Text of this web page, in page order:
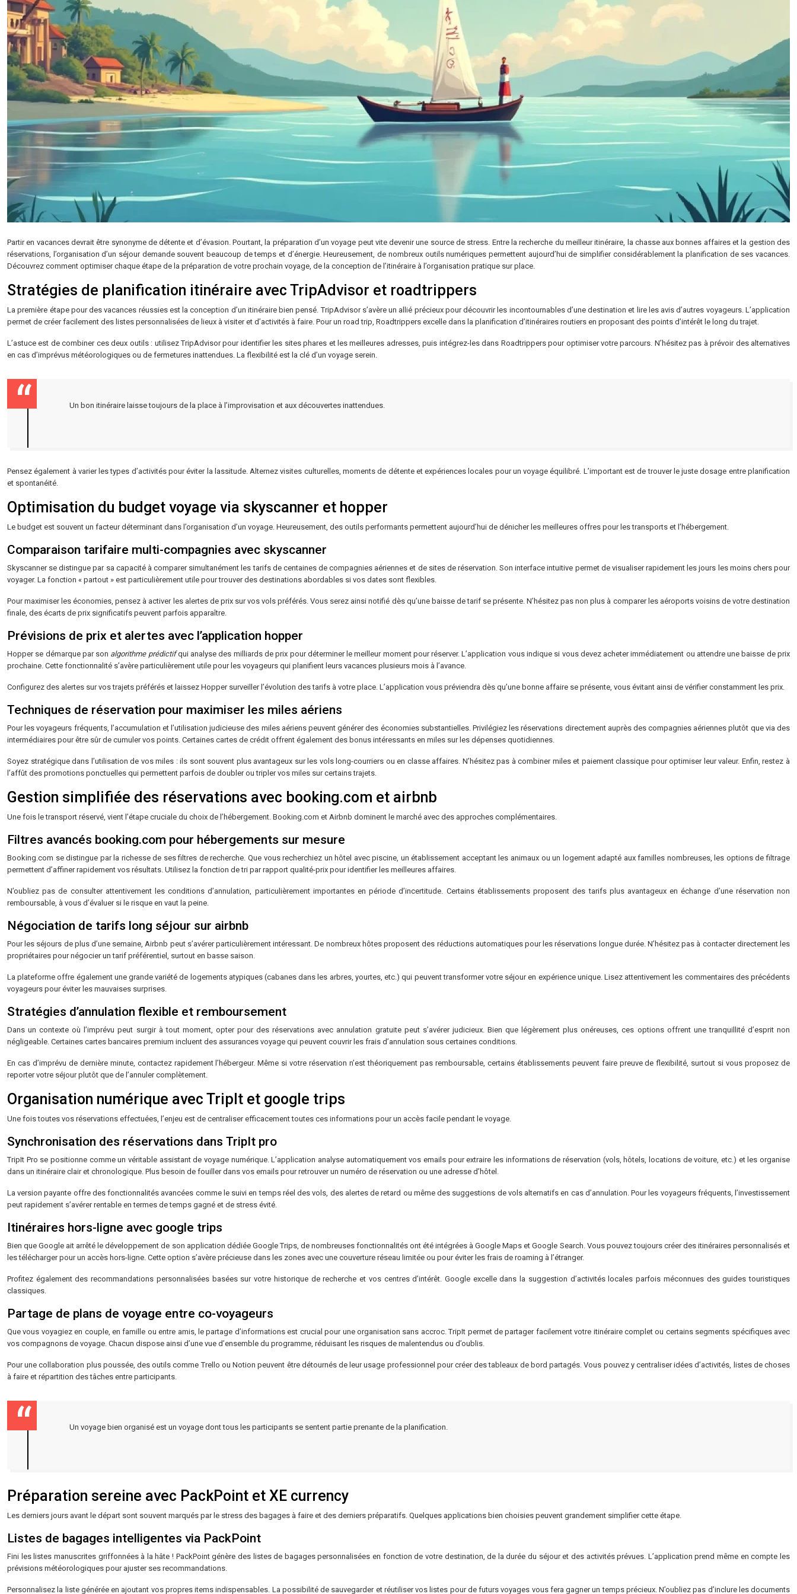
Partir en vacances devrait être synonyme de détente et d’évasion. Pourtant, la préparation d’un voyage peut vite devenir une source de stress. Entre la recherche du meilleur itinéraire, la chasse aux bonnes affaires et la gestion des
réservations, l’organisation d’un séjour demande souvent beaucoup de temps et d’énergie. Heureusement, de nombreux outils numériques permettent aujourd’hui de simplifier considérablement la planification de ses vacances.
Découvrez comment optimiser chaque étape de la préparation de votre prochain voyage, de la conception de l’itinéraire à l’organisation pratique sur place.
Stratégies de planification itinéraire avec TripAdvisor et roadtrippers
La première étape pour des vacances réussies est la conception d’un itinéraire bien pensé. TripAdvisor s’avère un allié précieux pour découvrir les incontournables d’une destination et lire les avis d’autres voyageurs. L’application
permet de créer facilement des listes personnalisées de lieux à visiter et d’activités à faire. Pour un road trip, Roadtrippers excelle dans la planification d’itinéraires routiers en proposant des points d’intérêt le long du trajet.
L’astuce est de combiner ces deux outils : utilisez TripAdvisor pour identifier les sites phares et les meilleures adresses, puis intégrez-les dans Roadtrippers pour optimiser votre parcours. N’hésitez pas à prévoir des alternatives
en cas d’imprévus météorologiques ou de fermetures inattendues. La flexibilité est la clé d’un voyage serein.
Un bon itinéraire laisse toujours de la place à l’improvisation et aux découvertes inattendues.
Pensez également à varier les types d’activités pour éviter la lassitude. Alternez visites culturelles, moments de détente et expériences locales pour un voyage équilibré. L’important est de trouver le juste dosage entre planification
et spontanéité.
Optimisation du budget voyage via skyscanner et hopper
Le budget est souvent un facteur déterminant dans l’organisation d’un voyage. Heureusement, des outils performants permettent aujourd’hui de dénicher les meilleures offres pour les transports et l’hébergement.
Comparaison tarifaire multi-compagnies avec skyscanner
Skyscanner se distingue par sa capacité à comparer simultanément les tarifs de centaines de compagnies aériennes et de sites de réservation. Son interface intuitive permet de visualiser rapidement les jours les moins chers pour
voyager. La fonction « partout » est particulièrement utile pour trouver des destinations abordables si vos dates sont flexibles.
Pour maximiser les économies, pensez à activer les alertes de prix sur vos vols préférés. Vous serez ainsi notifié dès qu’une baisse de tarif se présente. N’hésitez pas non plus à comparer les aéroports voisins de votre destination
finale, des écarts de prix significatifs peuvent parfois apparaître.
Prévisions de prix et alertes avec l’application hopper
Hopper se démarque par son algorithme prédictifqui analyse des milliards de prix pour déterminer le meilleur moment pour réserver. L’application vous indique si vous devez acheter immédiatement ou attendre une baisse de prix
prochaine. Cette fonctionnalité s’avère particulièrement utile pour les voyageurs qui planifient leurs vacances plusieurs mois à l’avance.
Configurez des alertes sur vos trajets préférés et laissez Hopper surveiller l’évolution des tarifs à votre place. L’application vous préviendra dès qu’une bonne affaire se présente, vous évitant ainsi de vérifier constamment les prix.
Techniques de réservation pour maximiser les miles aériens
Pour les voyageurs fréquents, l’accumulation et l’utilisation judicieuse des miles aériens peuvent générer des économies substantielles. Privilégiez les réservations directement auprès des compagnies aériennes plutôt que via des
intermédiaires pour être sûr de cumuler vos points. Certaines cartes de crédit offrent également des bonus intéressants en miles sur les dépenses quotidiennes.
Soyez stratégique dans l’utilisation de vos miles : ils sont souvent plus avantageux sur les vols long-courriers ou en classe affaires. N’hésitez pas à combiner miles et paiement classique pour optimiser leur valeur. Enfin, restez à
l’affût des promotions ponctuelles qui permettent parfois de doubler ou tripler vos miles sur certains trajets.
Gestion simplifiée des réservations avec booking.com et airbnb
Une fois le transport réservé, vient l’étape cruciale du choix de l’hébergement. Booking.com et Airbnb dominent le marché avec des approches complémentaires.
Filtres avancés booking.com pour hébergements sur mesure
Booking.com se distingue par la richesse de ses filtres de recherche. Que vous recherchiez un hôtel avec piscine, un établissement acceptant les animaux ou un logement adapté aux familles nombreuses, les options de filtrage
permettent d’affiner rapidement vos résultats. Utilisez la fonction de tri par rapport qualité-prix pour identifier les meilleures affaires.
N’oubliez pas de consulter attentivement les conditions d’annulation, particulièrement importantes en période d’incertitude. Certains établissements proposent des tarifs plus avantageux en échange d’une réservation non
remboursable, à vous d’évaluer si le risque en vaut la peine.
Négociation de tarifs long séjour sur airbnb
Pour les séjours de plus d’une semaine, Airbnb peut s’avérer particulièrement intéressant. De nombreux hôtes proposent des réductions automatiques pour les réservations longue durée. N’hésitez pas à contacter directement les
propriétaires pour négocier un tarif préférentiel, surtout en basse saison.
La plateforme offre également une grande variété de logements atypiques (cabanes dans les arbres, yourtes, etc.) qui peuvent transformer votre séjour en expérience unique. Lisez attentivement les commentaires des précédents
voyageurs pour éviter les mauvaises surprises.
Stratégies d’annulation flexible et remboursement
Dans un contexte où l’imprévu peut surgir à tout moment, opter pour des réservations avec annulation gratuite peut s’avérer judicieux. Bien que légèrement plus onéreuses, ces options offrent une tranquillité d’esprit non
négligeable. Certaines cartes bancaires premium incluent des assurances voyage qui peuvent couvrir les frais d’annulation sous certaines conditions.
En cas d’imprévu de dernière minute, contactez rapidement l’hébergeur. Même si votre réservation n’est théoriquement pas remboursable, certains établissements peuvent faire preuve de flexibilité, surtout si vous proposez de
reporter votre séjour plutôt que de l’annuler complètement.
Organisation numérique avec TripIt et google trips
Une fois toutes vos réservations effectuées, l’enjeu est de centraliser efficacement toutes ces informations pour un accès facile pendant le voyage.
Synchronisation des réservations dans TripIt pro
TripIt Pro se positionne comme un véritable assistant de voyage numérique. L’application analyse automatiquement vos emails pour extraire les informations de réservation (vols, hôtels, locations de voiture, etc.) et les organise
dans un itinéraire clair et chronologique. Plus besoin de fouiller dans vos emails pour retrouver un numéro de réservation ou une adresse d’hôtel.
La version payante offre des fonctionnalités avancées comme le suivi en temps réel des vols, des alertes de retard ou même des suggestions de vols alternatifs en cas d’annulation. Pour les voyageurs fréquents, l’investissement
peut rapidement s’avérer rentable en termes de temps gagné et de stress évité.
Itinéraires hors-ligne avec google trips
Bien que Google ait arrêté le développement de son application dédiée Google Trips, de nombreuses fonctionnalités ont été intégrées à Google Maps et Google Search. Vous pouvez toujours créer des itinéraires personnalisés et
les télécharger pour un accès hors-ligne. Cette option s’avère précieuse dans les zones avec une couverture réseau limitée ou pour éviter les frais de roaming à l’étranger.
Profitez également des recommandations personnalisées basées sur votre historique de recherche et vos centres d’intérêt. Google excelle dans la suggestion d’activités locales parfois méconnues des guides touristiques
classiques.
Partage de plans de voyage entre co-voyageurs
Que vous voyagiez en couple, en famille ou entre amis, le partage d’informations est crucial pour une organisation sans accroc. TripIt permet de partager facilement votre itinéraire complet ou certains segments spécifiques avec
vos compagnons de voyage. Chacun dispose ainsi d’une vue d’ensemble du programme, réduisant les risques de malentendus ou d’oublis.
Pour une collaboration plus poussée, des outils comme Trello ou Notion peuvent être détournés de leur usage professionnel pour créer des tableaux de bord partagés. Vous pouvez y centraliser idées d’activités, listes de choses
à faire et répartition des tâches entre participants.
Un voyage bien organisé est un voyage dont tous les participants se sentent partie prenante de la planification.
Préparation sereine avec PackPoint et XE currency
Les derniers jours avant le départ sont souvent marqués par le stress des bagages à faire et des derniers préparatifs. Quelques applications bien choisies peuvent grandement simplifier cette étape.
Listes de bagages intelligentes via PackPoint
Fini les listes manuscrites griffonnées à la hâte ! PackPoint génère des listes de bagages personnalisées en fonction de votre destination, de la durée du séjour et des activités prévues. L’application prend même en compte les
prévisions météorologiques pour ajuster ses recommandations.
Personnalisez la liste générée en ajoutant vos propres items indispensables. La possibilité de sauvegarder et réutiliser vos listes pour de futurs voyages vous fera gagner un temps précieux. N’oubliez pas d’inclure les documents